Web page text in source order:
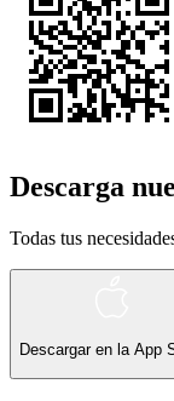
Descarga
Todas tus
Descargar en la App